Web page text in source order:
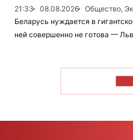
21:33
08.08.2026
Общество,
Беларусь нуждается в
ней совершенно не готова —